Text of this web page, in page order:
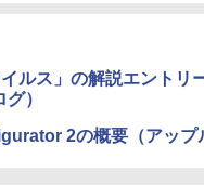
イルス」の解説エントリ
）
2の概要（アップ